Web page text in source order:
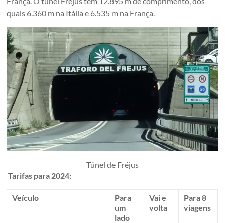
quais 6.360 m na Itália e 6.535 m na França.
Túnel de Fréjus
Tarifas para 2024:
Veículo
Para
um
lado
Vai e
volta
Para 8
viagens